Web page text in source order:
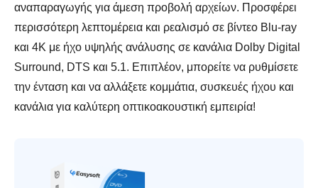
αναπαραγωγής για άμεση προβολή αρχείων. Προσφέρει
περισσότερη λεπτομέρεια και ρεαλισμό σε βίντεο Blu-ray
και 4K με ήχο υψηλής ανάλυσης σε κανάλια Dolby Digital
Surround, DTS και 5.1. Επιπλέον, μπορείτε να ρυθμίσετε
την ένταση και να αλλάξετε κομμάτια, συσκευές ήχου και
κανάλια για καλύτερη οπτικοακουστική εμπειρία!